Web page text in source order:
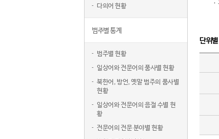
다의어 현황
범주별 통계
범주별 현황
일상어와 전문어의 품사별 현황
북한어, 방언, 옛말 범주의 품사별
현황
일상어와 전문어의 음절 수별 현
황
전문어의 전문 분야별 현황
단위